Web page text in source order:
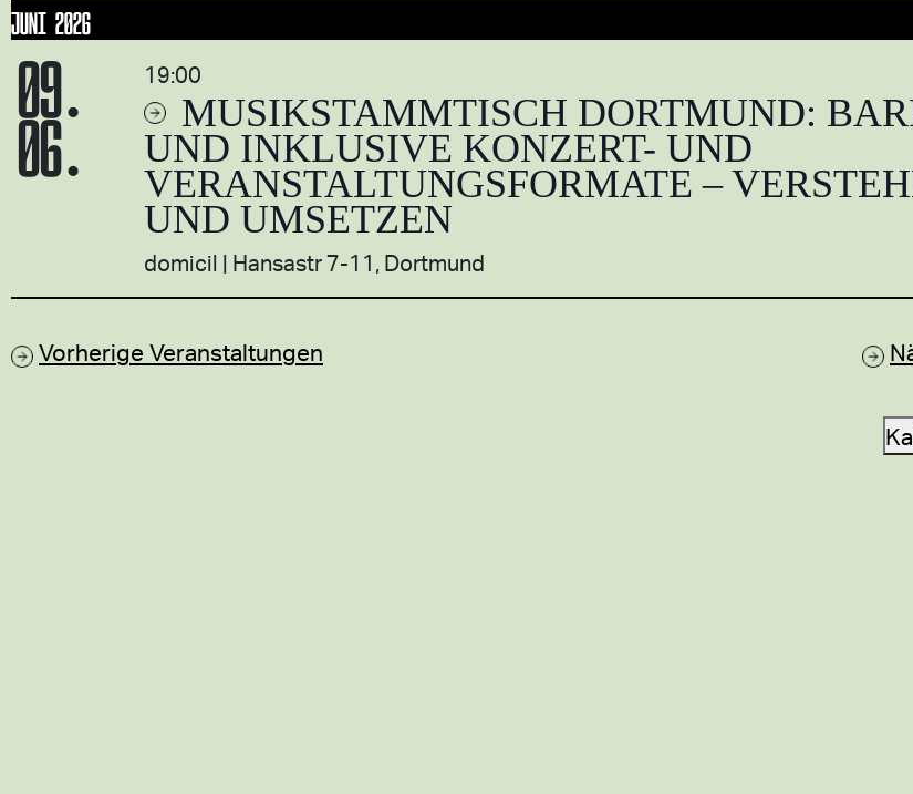
JUNI 2026
09.
06.
MUSIKSTAMMTISCH DORTMUND:
UND INKLUSIVE KONZERT- UND
VERANSTALTUNGSFORMATE –
UND UMSETZEN
19:00
domicil Hansastr 7-11, Dortmund
Vorherige Veranstaltungen